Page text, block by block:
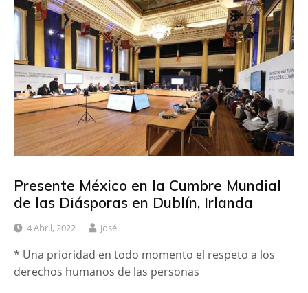
Presente México en la Cumbre Mundial
de las Diásporas en Dublín, Irlanda
4 Abril, 2022 José
* Una prioridad en todo momento el respeto a los
derechos humanos de las personas